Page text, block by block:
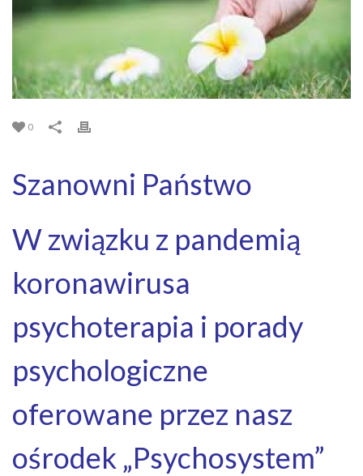
0
Szanowni Państwo
W związku z pandemią
koronawirusa
psychoterapia i porady
psychologiczne
oferowane przez nasz
ośrodek „Psychosystem”